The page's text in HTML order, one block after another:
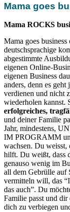
Mama goes
Mama ROCKS
Mama goes
deutschsprachige
abgestimmte
eigenen Online-
eigenen Business
anders, denn es
verdienen und nicht
wiederholen kannst.
erfolgreiches,
und deiner Familie
Jahr, mindestens,
IM PROGRAMM
wachsen. Du
hilft. Du weißt, dass
genauso wenig im
all dem Gebrülle auf
vermitteln will, das
das auch”. Du
Familie passt und
dich zu verbiegen